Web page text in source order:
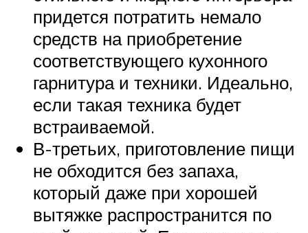
придется потратить немало
средств на приобретение
соответствующего кухонного
гарнитура и техники. Идеально,
если такая техника будет
встраиваемой.
В-третьих, приготовление пищи
не обходится без запаха,
который даже при хорошей
вытяжке распространится по